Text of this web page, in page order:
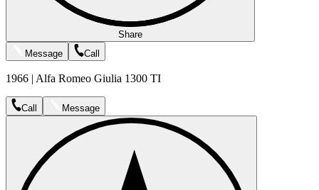
Share
Message
Call
1966 | Alfa Romeo Giulia 1300 TI
Call Message